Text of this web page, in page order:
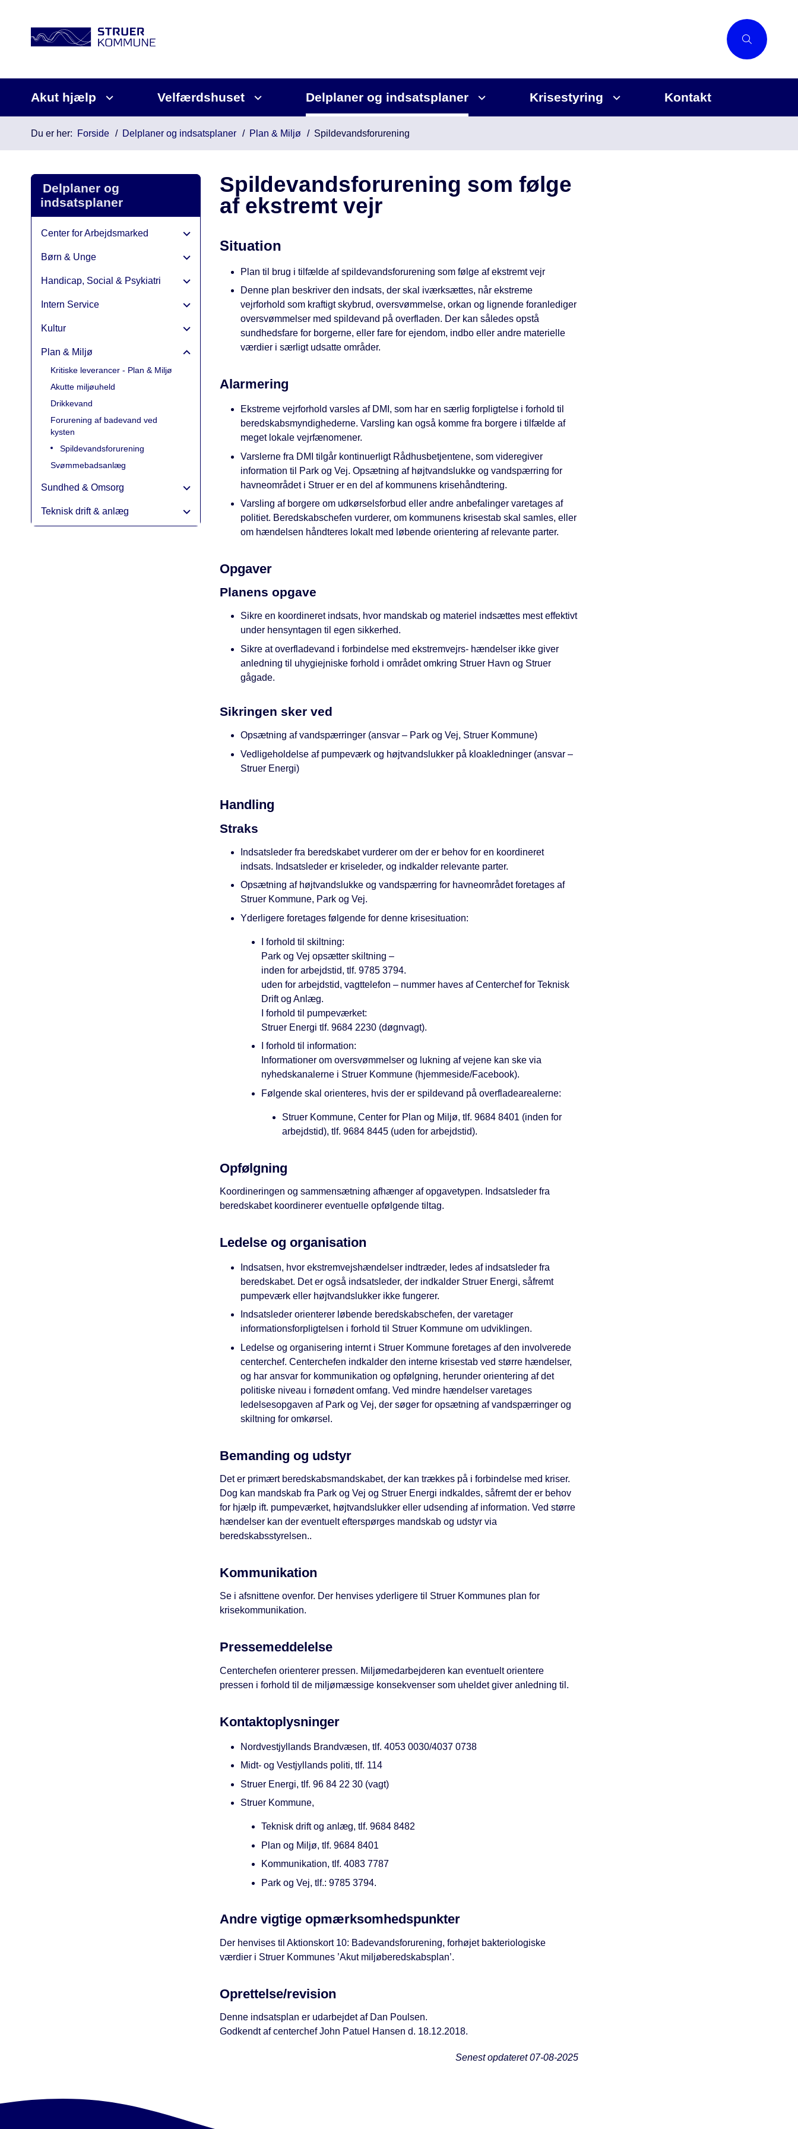
Akut hjælp Velfærdshuset Delplaner og indsatsplaner Krisestyring Kontakt
Du er her: Forside Delplaner og indsatsplaner Plan & Miljø Spildevandsforurening
Delplaner og
indsatsplaner
Center for Arbejdsmarked
Børn & Unge
Handicap, Social & Psykiatri
Intern Service
Kultur
Plan & Miljø
Kritiske leverancer - Plan & Miljø
Akutte miljøuheld
Drikkevand
Forurening af badevand ved
kysten
Spildevandsforurening
Svømmebadsanlæg
Sundhed & Omsorg
Teknisk drift & anlæg
Spildevandsforurening som følge
af ekstremt vejr
Situation
Plan til brug i tilfælde af spildevandsforurening som følge af ekstremt vejr
Denne plan beskriver den indsats, der skal iværksættes, når ekstreme
vejrforhold som kraftigt skybrud, oversvømmelse, orkan og lignende foranlediger
oversvømmelser med spildevand på overfladen. Der kan således opstå
sundhedsfare for borgerne, eller fare for ejendom, indbo eller andre materielle
værdier i særligt udsatte områder.
Alarmering
Ekstreme vejrforhold varsles af DMI, som har en særlig forpligtelse i forhold til
beredskabsmyndighederne. Varsling kan også komme fra borgere i tilfælde af
meget lokale vejrfænomener.
Varslerne fra DMI tilgår kontinuerligt Rådhusbetjentene, som videregiver
information til Park og Vej. Opsætning af højtvandslukke og vandspærring for
havneområdet i Struer er en del af kommunens krisehåndtering.
Varsling af borgere om udkørselsforbud eller andre anbefalinger varetages af
politiet. Beredskabschefen vurderer, om kommunens krisestab skal samles, eller
om hændelsen håndteres lokalt med løbende orientering af relevante parter.
Opgaver
Planens opgave
Sikre en koordineret indsats, hvor mandskab og materiel indsættes mest effektivt
under hensyntagen til egen sikkerhed.
Sikre at overfladevand i forbindelse med ekstremvejrs- hændelser ikke giver
anledning til uhygiejniske forhold i området omkring Struer Havn og Struer
gågade.
Sikringen sker ved
Opsætning af vandspærringer (ansvar – Park og Vej, Struer Kommune)
Vedligeholdelse af pumpeværk og højtvandslukker på kloakledninger (ansvar –
Struer Energi)
Handling
Straks
Indsatsleder fra beredskabet vurderer om der er behov for en koordineret
indsats. Indsatsleder er kriseleder, og indkalder relevante parter.
Opsætning af højtvandslukke og vandspærring for havneområdet foretages af
Struer Kommune, Park og Vej.
Yderligere foretages følgende for denne krisesituation:
I forhold til skiltning:
Park og Vej opsætter skiltning –
inden for arbejdstid, tlf. 9785 3794.
uden for arbejdstid, vagttelefon – nummer haves af Centerchef for Teknisk
Drift og Anlæg.
I forhold til pumpeværket:
Struer Energi tlf. 9684 2230 (døgnvagt).
I forhold til information:
Informationer om oversvømmelser og lukning af vejene kan ske via
nyhedskanalerne i Struer Kommune (hjemmeside/Facebook).
Følgende skal orienteres, hvis der er spildevand på overfladearealerne:
Struer Kommune, Center for Plan og Miljø, tlf. 9684 8401 (inden for
arbejdstid), tlf. 9684 8445 (uden for arbejdstid).
Opfølgning
Koordineringen og sammensætning afhænger af opgavetypen. Indsatsleder fra
beredskabet koordinerer eventuelle opfølgende tiltag.
Ledelse og organisation
Indsatsen, hvor ekstremvejshændelser indtræder, ledes af indsatsleder fra
beredskabet. Det er også indsatsleder, der indkalder Struer Energi, såfremt
pumpeværk eller højtvandslukker ikke fungerer.
Indsatsleder orienterer løbende beredskabschefen, der varetager
informationsforpligtelsen i forhold til Struer Kommune om udviklingen.
Ledelse og organisering internt i Struer Kommune foretages af den involverede
centerchef. Centerchefen indkalder den interne krisestab ved større hændelser,
og har ansvar for kommunikation og opfølgning, herunder orientering af det
politiske niveau i fornødent omfang. Ved mindre hændelser varetages
ledelsesopgaven af Park og Vej, der søger for opsætning af vandspærringer og
skiltning for omkørsel.
Bemanding og udstyr
Det er primært beredskabsmandskabet, der kan trækkes på i forbindelse med kriser.
Dog kan mandskab fra Park og Vej og Struer Energi indkaldes, såfremt der er behov
for hjælp ift. pumpeværket, højtvandslukker eller udsending af information. Ved større
hændelser kan der eventuelt efterspørges mandskab og udstyr via
beredskabsstyrelsen..
Kommunikation
Se i afsnittene ovenfor. Der henvises yderligere til Struer Kommunes plan for
krisekommunikation.
Pressemeddelelse
Centerchefen orienterer pressen. Miljømedarbejderen kan eventuelt orientere
pressen i forhold til de miljømæssige konsekvenser som uheldet giver anledning til.
Kontaktoplysninger
Nordvestjyllands Brandvæsen, tlf. 4053 0030/4037 0738
Midt- og Vestjyllands politi, tlf. 114
Struer Energi, tlf. 96 84 22 30 (vagt)
Struer Kommune,
Teknisk drift og anlæg, tlf. 9684 8482
Plan og Miljø, tlf. 9684 8401
Kommunikation, tlf. 4083 7787
Park og Vej, tlf.: 9785 3794.
Andre vigtige opmærksomhedspunkter
Der henvises til Aktionskort 10: Badevandsforurening, forhøjet bakteriologiske
værdier i Struer Kommunes ’Akut miljøberedskabsplan’.
Oprettelse/revision
Denne indsatsplan er udarbejdet af Dan Poulsen.
Godkendt af centerchef John Patuel Hansen d. 18.12.2018.
Senest opdateret07-08-2025